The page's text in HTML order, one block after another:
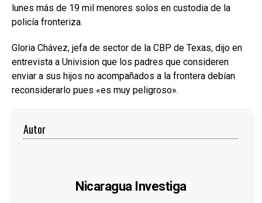
lunes más de 19 mil menores solos en custodia de la
policía fronteriza.
Gloria Chávez, jefa de sector de la CBP de Texas, dijo en
entrevista a Univision que los padres que consideren
enviar a sus hijos no acompañados a la frontera debían
reconsiderarlo pues «es muy peligroso».
Autor
Nicaragua Investiga